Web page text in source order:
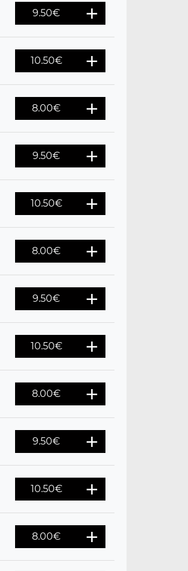
9.50€
10.50€
8.00€
9.50€
10.50€
8.00€
9.50€
10.50€
8.00€
9.50€
10.50€
8.00€